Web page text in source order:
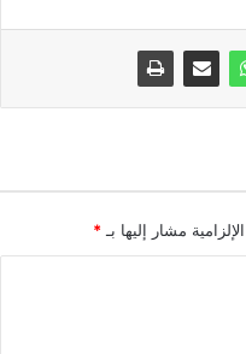
مشار إليها بـ*